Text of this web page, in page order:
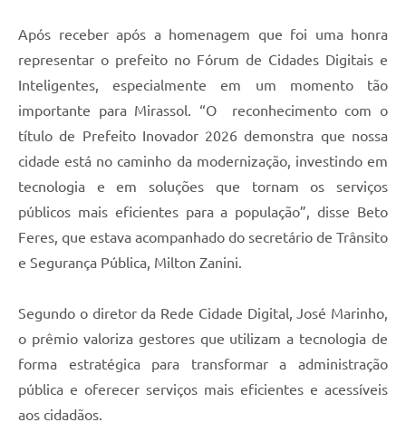
Após receber após a homenagem que foi uma honra
representar o prefeito no Fórum de Cidades Digitais e
Inteligentes, especialmente em um momento tão
importante para Mirassol. “O reconhecimento com o
título de Prefeito Inovador 2026 demonstra que nossa
cidade está no caminho da modernização, investindo em
tecnologia e em soluções que tornam os serviços
públicos mais eficientes para a população”, disse Beto
Feres, que estava acompanhado do secretário de Trânsito
e Segurança Pública, Milton Zanini.
Segundo o diretor da Rede Cidade Digital, José Marinho,
o prêmio valoriza gestores que utilizam a tecnologia de
forma estratégica para transformar a administração
pública e oferecer serviços mais eficientes e acessíveis
aos cidadãos.